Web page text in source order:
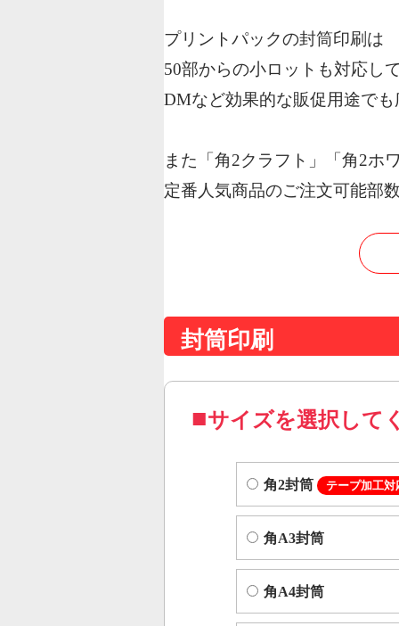
プリントパックの封筒印刷は
50部からの小ロットも対応し
DMなど効果的な販促用途で
また「角2クラフト」「角2ホ
定番人気商品のご注文可能部
封筒印刷
サイズを選択して
角2封筒 テープ加工対
角A3封筒
角A4封筒